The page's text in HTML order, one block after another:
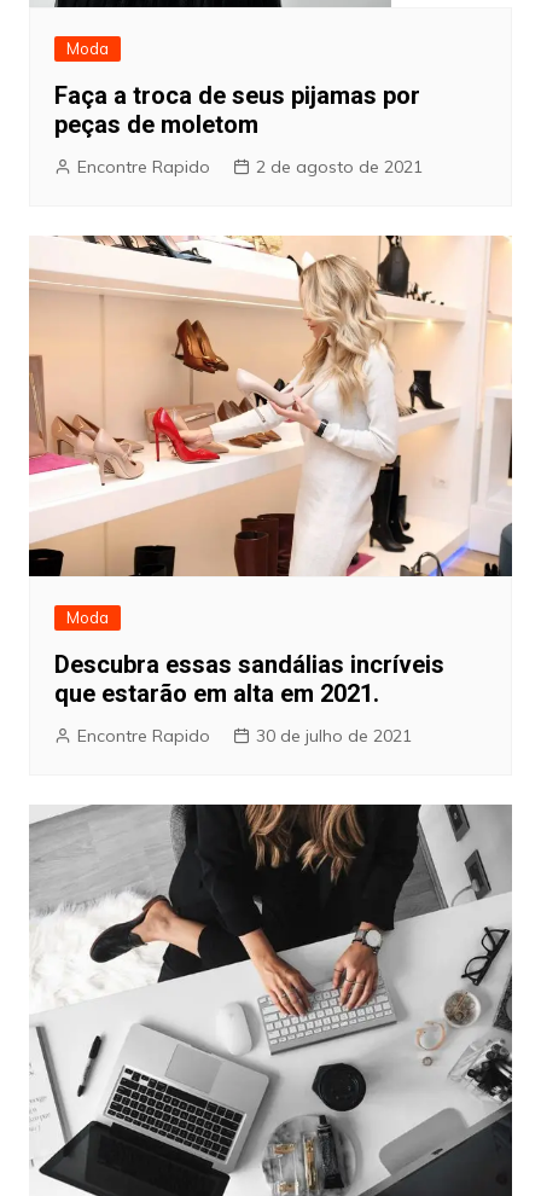
Moda
Faça a troca de seus pijamas por
peças de moletom
Encontre Rapido 2 de agosto de 2021
Moda
Descubra essas sandálias incríveis
que estarão em alta em 2021.
Encontre Rapido 30 de julho de 2021